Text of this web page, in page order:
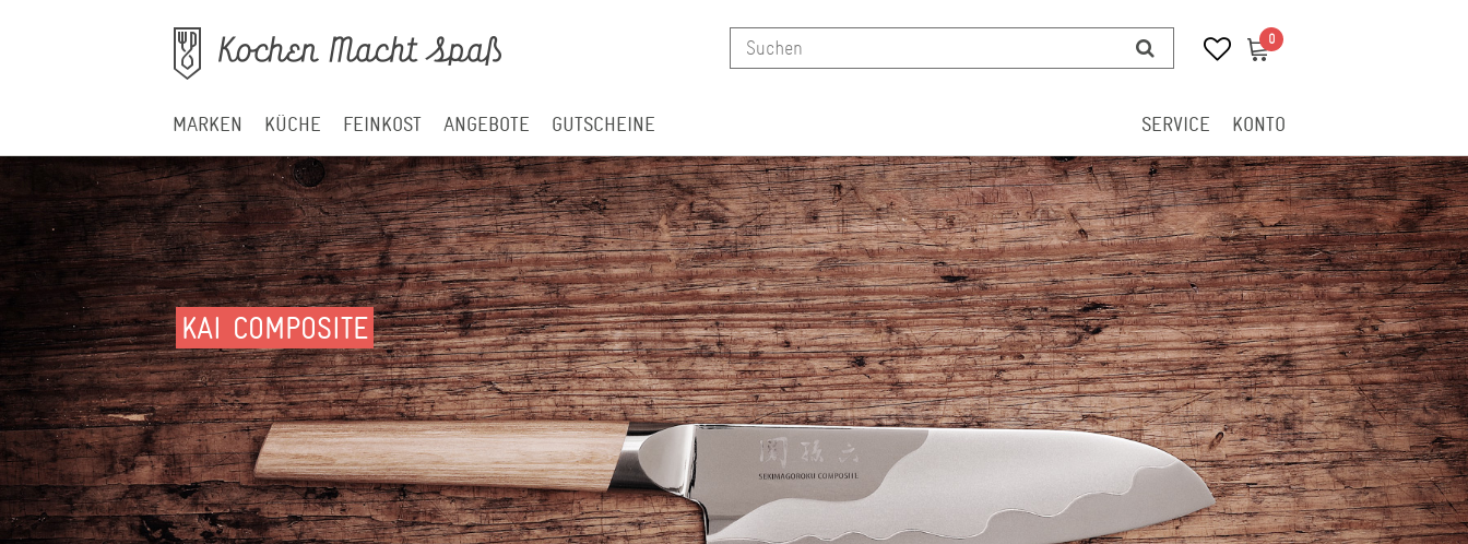
0 0
MARKEN KÜCHE FEINKOST ANGEBOTE GUTSCHEINE SERVICE KONTO
KAI COMPOSITE